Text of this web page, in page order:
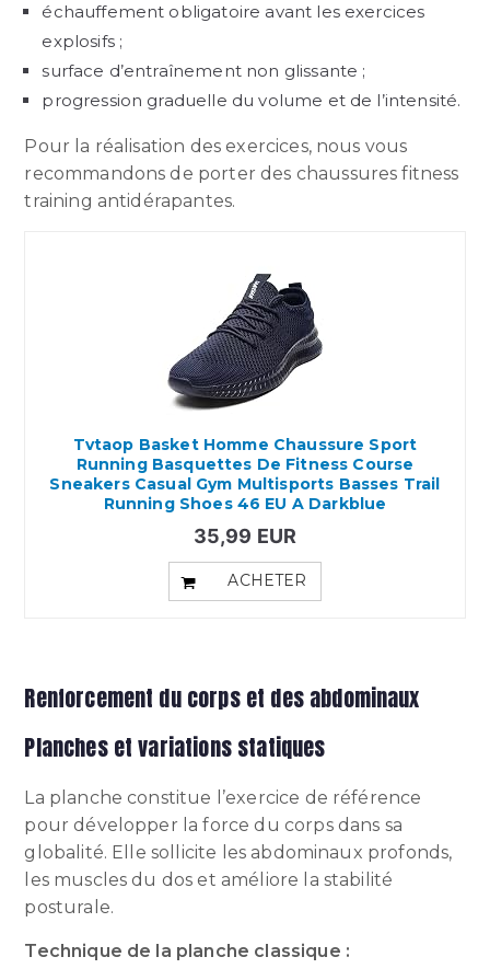
échauffement obligatoire avant les exercices
explosifs ;
surface d’entraînement non glissante ;
progression graduelle du volume et de l’intensité.
Pour la réalisation des exercices, nous vous
recommandons de porter des chaussures fitness
training antidérapantes.
Tvtaop Basket Homme Chaussure Sport
Running Basquettes De Fitness Course
Sneakers Casual Gym Multisports Basses Trail
Running Shoes 46 EU A Darkblue
35,99 EUR
ACHETER
Renforcement du corps et des abdominaux
Planches et variations statiques
La planche constitue l’exercice de référence
pour développer la force du corps dans sa
globalité. Elle sollicite les abdominaux profonds,
les muscles du dos et améliore la stabilité
posturale.
Technique de la planche classique :